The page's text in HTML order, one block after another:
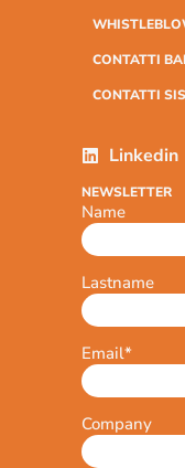
CONTATTI
CONTATTI
Linkedin
NEWSLETTER
Name
Lastname
Email*
Company